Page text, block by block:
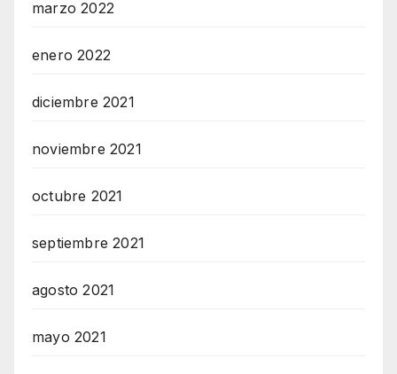
marzo 2022
enero 2022
diciembre 2021
noviembre 2021
octubre 2021
septiembre 2021
agosto 2021
mayo 2021